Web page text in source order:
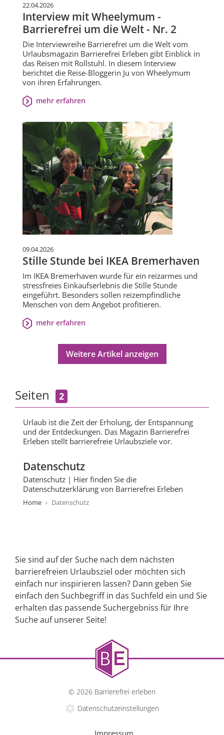
22.04.2026
Interview mit Wheelymum -
Barrierefrei um die Welt - Nr. 2
Die Interviewreihe Barrierefrei um die Welt vom
Urlaubsmagazin Barrierefrei Erleben gibt Einblick in
das Reisen mit Rollstuhl. In diesem Interview
berichtet die Reise-Bloggerin Ju von Wheelymum
von ihren Erfahrungen.
mehr erfahren
09.04.2026
Stille Stunde bei IKEA Bremerhaven
Im IKEA Bremerhaven wurde für ein reizarmes und
stressfreies Einkaufserlebnis die Stille Stunde
eingeführt. Besonders sollen reizempfindliche
Menschen von dem Angebot profitieren.
mehr erfahren
Weitere Artikel anzeigen
Seiten 2
Urlaub ist die Zeit der Erholung, der Entspannung
und der Entdeckungen. Das Magazin Barrierefrei
Erleben stellt barrierefreie Urlaubsziele vor.
Datenschutz
Datenschutz | Hier finden Sie die
Datenschutzerklärung von Barrierefrei Erleben
Home Datenschutz
Sie sind auf der Suche nach dem nächsten
barrierefreien Urlaubsziel oder möchten sich
einfach nur inspirieren lassen? Dann geben Sie
einfach den Suchbegriff in das Suchfeld ein und Sie
erhalten das passende Suchergebniss für Ihre
Suche auf unserer Seite!
© 2026 Barrierefrei erleben
Datenschutzeinstellungen
Impressum